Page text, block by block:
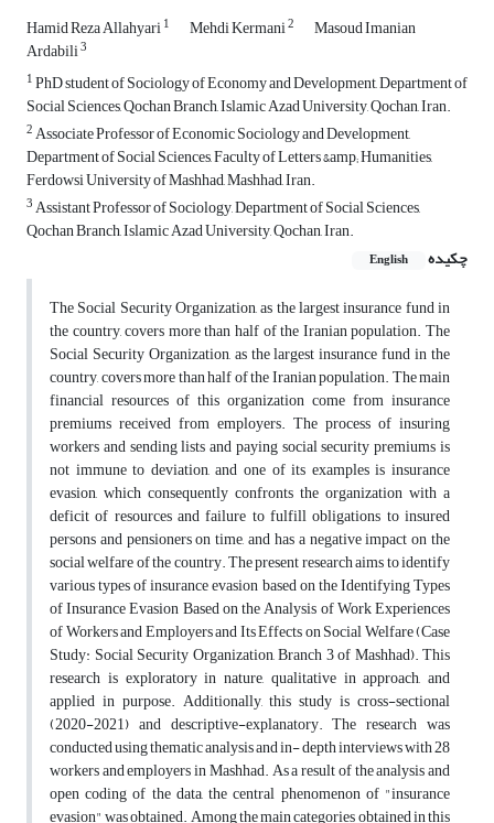
Hamid Reza Allahyari1 Mehdi Kermani2 Masoud Imanian
Ardabili3
1PhD student of Sociology of Economy and Development, Department of
Social Sciences, Qochan Branch, Islamic Azad University, Qochan, Iran.
2Associate Professor of Economic Sociology and Development,
Department of Social Sciences, Faculty of Letters &amp; Humanities,
Ferdowsi University of Mashhad, Mashhad, Iran.
3Assistant Professor of Sociology, Department of Social Sciences,
Qochan Branch, Islamic Azad University, Qochan, Iran.
چکیده
English
The Social Security Organization, as the largest insurance fund in
the country, covers more than half of the Iranian population. The
Social Security Organization, as the largest insurance fund in the
country, covers more than half of the Iranian population. The main
financial resources of this organization come from insurance
premiums received from employers. The process of insuring
workers and sending lists and paying social security premiums is
not immune to deviation, and one of its examples is insurance
evasion, which consequently confronts the organization with a
deficit of resources and failure to fulfill obligations to insured
persons and pensioners on time, and has a negative impact on the
social welfare of the country. The present research aims to identify
various types of insurance evasion based on the Identifying Types
of Insurance Evasion Based on the Analysis of Work Experiences
of Workers and Employers and Its Effects on Social Welfare (Case
Study: Social Security Organization, Branch 3 of Mashhad). This
research is exploratory in nature, qualitative in approach, and
applied in purpose. Additionally, this study is cross-sectional
(2020-2021) and descriptive-explanatory. The research was
conducted using thematic analysis and in- depth interviews with 28
workers and employers in Mashhad. As a result of the analysis and
open coding of the data, the central phenomenon of "insurance